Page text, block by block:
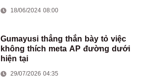
18/06/2024 08:00
Gumayusi thẳng thắn bày tỏ việc
không thích meta AP đường dưới
hiện tại
29/07/2026 04:35